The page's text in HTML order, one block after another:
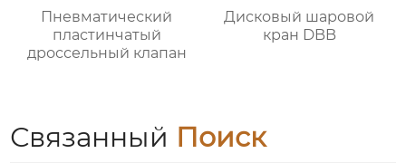
Пневматический
пластинчатый
дроссельный клапан
Дисковый шаровой
кран DBB
Связанный Поиск